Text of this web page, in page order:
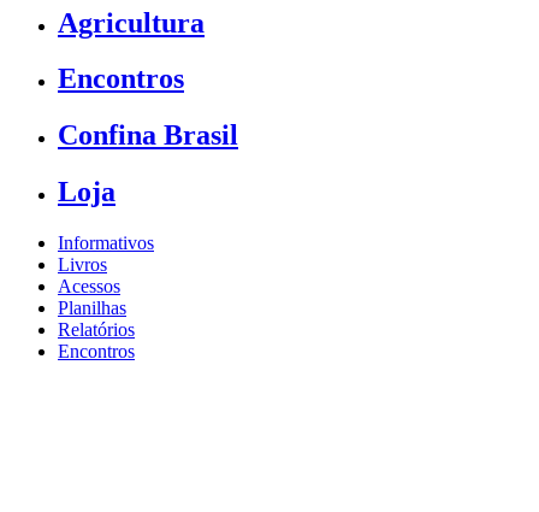
Agricultura
Encontros
Confina Brasil
Loja
Informativos
Livros
Acessos
Planilhas
Relatórios
Encontros